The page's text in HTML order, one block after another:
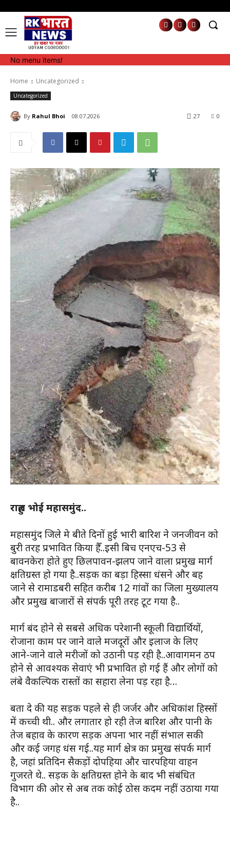
No menu items!
Home Uncategorized
Uncategorized
By Rahul Bhoi 08.07.2026 0
27
राहुल भोई महासमुंद..
महासमुंद जिले मे बीते दिनों हुई भारी बारिश ने जनजीवन को
बुरी तरह प्रभावित किया हैँ..इसी बिच एनएच-53 से
बावनकेरा होते हुए छिलपावन-झलप जाने वाला प्रमुख मार्ग
क्षतिग्रस्त हो गया है..सड़क का बड़ा हिस्सा धंसने और बह
जाने से रामाडबरी सहित करीब 12 गांवों का जिला मुख्यालय
और प्रमुख बाजारों से संपर्क पूरी तरह टूट गया है..
मार्ग बंद होने से सबसे अधिक परेशानी स्कूली विद्यार्थियों,
रोजाना काम पर जाने वाले मजदूरों और इलाज के लिए
आने-जाने वाले मरीजों को उठानी पड़ रही है..आवागमन ठप
होने से आवश्यक सेवाएं भी प्रभावित हो गई हैं और लोगों को
लंबे वैकल्पिक रास्तों का सहारा लेना पड़ रहा है…
बता दे की यह सड़क पहले से ही जर्जर और अधिकांश हिस्सों
में कच्ची थी.. और लगातार हो रही तेज बारिश और पानी के
तेज बहाव के कारण सड़क अपना भार नहीं संभाल सकी
और कई जगह धंस गई..यह मार्ग क्षेत्र का प्रमुख संपर्क मार्ग
है, जहां प्रतिदिन सैकड़ों दोपहिया और चारपहिया वाहन
गुजरते थे.. सड़क के क्षतिग्रस्त होने के बाद भी संबंधित
विभाग की ओर से अब तक कोई ठोस कदम नहीं उठाया गया
है..